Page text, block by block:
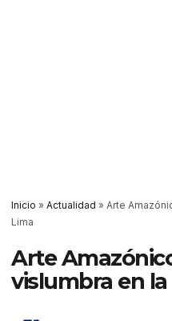
Inicio » Actualidad » Arte
Lima
Arte
vislumbra en